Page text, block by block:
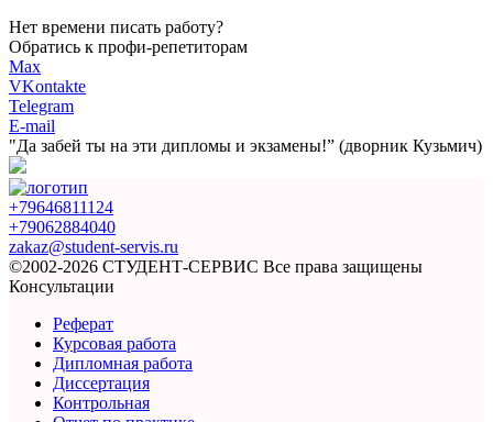
Нет времени писать работу?
Обратись к профи-репетиторам
Max
VKontakte
Telegram
E-mail
"Да забей ты на эти дипломы и экзамены!” (дворник Кузьмич)
+79646811124
+79062884040
zakaz@student-servis.ru
©2002-2026 СТУДЕНТ-СЕРВИС Все права защищены
Консультации
Реферат
Курсовая работа
Дипломная работа
Диссертация
Контрольная